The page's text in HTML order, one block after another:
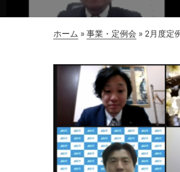
ホーム » 事業・定例会 » 2月度定